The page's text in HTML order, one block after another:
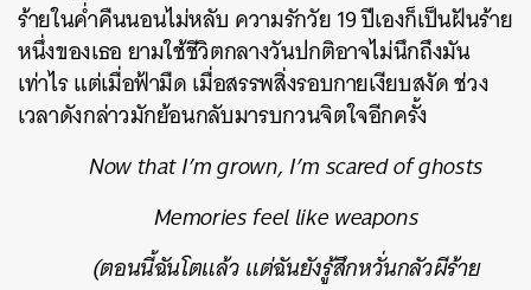
ร้ายในค่ำคืนนอนไม่หลับ ความรักวัย 19 ปีเองก็เป็นฝันร้าย
หนึ่งของเธอ ยามใช้ชีวิตกลางวันปกติอาจไม่นึกถึงมัน
เท่าไร แต่เมื่อฟ้ามืด เมื่อสรรพสิ่งรอบกายเงียบสงัด ช่วง
เวลาดังกล่าวมักย้อนกลับมารบกวนจิตใจอีกครั้ง
Now that I’m grown, I’m scared of ghosts
Memories feel like weapons
(ตอนนี้ฉันโตแล้ว แต่ฉันยังรู้สึกหวั่นกลัวผีร้าย